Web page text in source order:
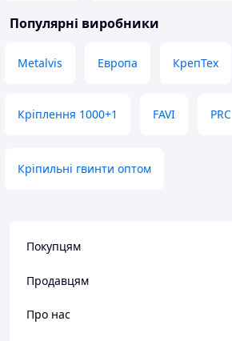
Популярні виробники
Metalvis Европа КрепТех
Кріплення 1000+1 FAVI PRC
Кріпильні гвинти оптом
Покупцям
Продавцям
Про нас